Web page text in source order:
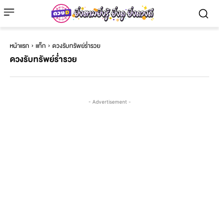
หน้าแรก แท็ก ดวงรับทรัพย์ร่ำรวย
ดวงรับทรัพย์ร่ำรวย
- Advertisement -